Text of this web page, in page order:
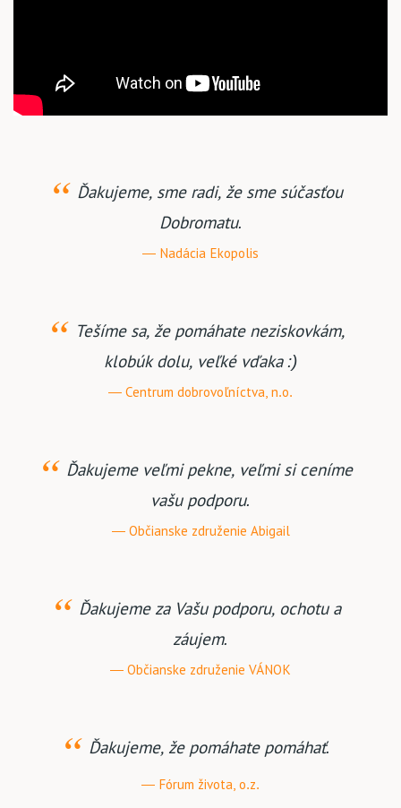
Ďakujeme, sme radi, že sme súčasťou
Dobromatu.
Nadácia Ekopolis
Tešíme sa, že pomáhate neziskovkám,
klobúk dolu, veľké vďaka :)
Centrum dobrovoľníctva, n.o.
Ďakujeme veľmi pekne, veľmi si ceníme
vašu podporu.
Občianske združenie Abigail
Ďakujeme za Vašu podporu, ochotu a
záujem.
Občianske združenie VÁNOK
Ďakujeme, že pomáhate pomáhať.
Fórum života, o.z.